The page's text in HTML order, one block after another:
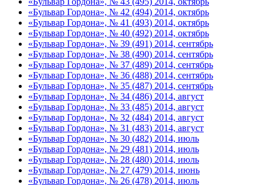
«Бульвар Гордона», № 42 (494) 2014, октябрь
«Бульвар Гордона», № 41 (493) 2014, октябрь
«Бульвар Гордона», № 40 (492) 2014, октябрь
«Бульвар Гордона», № 39 (491) 2014, сентябрь
«Бульвар Гордона», № 38 (490) 2014, сентябрь
«Бульвар Гордона», № 37 (489) 2014, сентябрь
«Бульвар Гордона», № 36 (488) 2014, сентябрь
«Бульвар Гордона», № 35 (487) 2014, сентябрь
«Бульвар Гордона», № 34 (486) 2014, август
«Бульвар Гордона», № 33 (485) 2014, август
«Бульвар Гордона», № 32 (484) 2014, август
«Бульвар Гордона», № 31 (483) 2014, август
«Бульвар Гордона», № 30 (482) 2014, июль
«Бульвар Гордона», № 29 (481) 2014, июль
«Бульвар Гордона», № 28 (480) 2014, июль
«Бульвар Гордона», № 27 (479) 2014, июнь
«Бульвар Гордона», № 26 (478) 2014, июль